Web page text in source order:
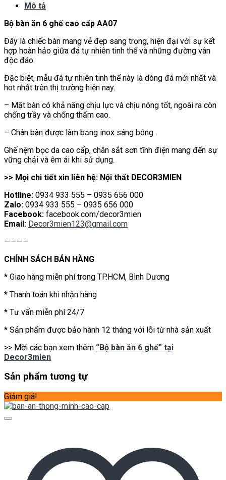
Mô tả
Bộ bàn ăn 6 ghế cao cấp AA07
Đây là chiếc bàn mang vẻ đẹp sang trọng, hiện đại với sự kết
hợp hoàn hảo giữa đá tự nhiên tinh thể và những đường vân
độc đáo.
Đặc biệt, mẫu đá tự nhiên tinh thể này là dòng đá mới nhất và
hot nhất trên thị trường hiện nay.
– Mặt bàn có khả năng chịu lực và chịu nóng tốt, ngoài ra còn
chống trầy và chống thấm cao.
– Chân bàn được làm bằng inox sáng bóng.
Ghế nệm bọc da cao cấp, chân sắt sơn tĩnh điện mang đến sự
vững chải và êm ái khi sử dụng.
>> Mọi chi tiết xin liên hệ: Nội thất DECOR3MIEN
Hotline: 0934 933 555 – 0935 656 000
Zalo: 0934 933 555 – 0935 656 000
Facebook: facebook.com/decor3mien
Email: Decor3mien123@gmail.com
————
CHÍNH SÁCH BÁN HÀNG
* Giao hàng miễn phí trong TP.HCM, Bình Dương
* Thanh toán khi nhận hàng
* Tư vấn miễn phí 24/7
* Sản phẩm được bảo hành 12 tháng với lỗi từ nhà sản xuất
>> Mời các bạn xem thêm “Bộ bàn ăn 6 ghế” tại
Decor3mien
Sản phẩm tương tự
Giảm giá!